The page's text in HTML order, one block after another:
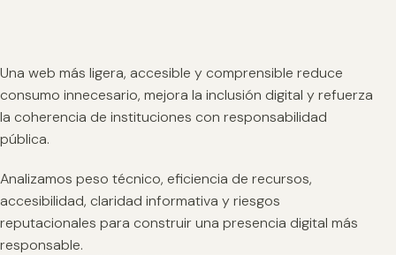
Una web más ligera, accesible y comprensible reduce
consumo innecesario, mejora la inclusión digital y refuerza
la coherencia de instituciones con responsabilidad
pública.
Analizamos peso técnico, eficiencia de recursos,
accesibilidad, claridad informativa y riesgos
reputacionales para construir una presencia digital más
responsable.